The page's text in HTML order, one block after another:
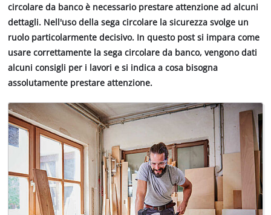
circolare da banco è necessario prestare attenzione ad alcuni
dettagli. Nell'uso della sega circolare la sicurezza svolge un
ruolo particolarmente decisivo. In questo post si impara come
usare correttamente la sega circolare da banco, vengono dati
alcuni consigli per i lavori e si indica a cosa bisogna
assolutamente prestare attenzione.